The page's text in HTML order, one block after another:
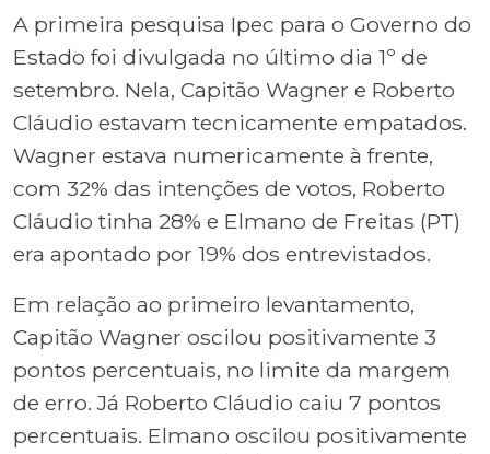
A primeira pesquisa Ipec para o Governo do
Estado foi divulgada no último dia 1º de
setembro. Nela, Capitão Wagner e Roberto
Cláudio estavam tecnicamente empatados.
Wagner estava numericamente à frente,
com 32% das intenções de votos, Roberto
Cláudio tinha 28% e Elmano de Freitas (PT)
era apontado por 19% dos entrevistados.
Em relação ao primeiro levantamento,
Capitão Wagner oscilou positivamente 3
pontos percentuais, no limite da margem
de erro. Já Roberto Cláudio caiu 7 pontos
percentuais. Elmano oscilou positivamente